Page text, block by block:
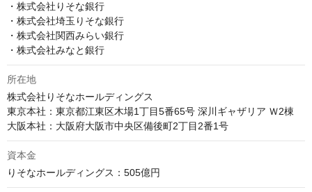
・株式会社りそな銀行
・株式会社埼玉りそな銀行
・株式会社関西みらい銀行
・株式会社みなと銀行
所在地
株式会社りそなホールディングス
東京本社：東京都江東区木場1丁目5番65号 深川ギャザリア Ｗ2棟
資本金